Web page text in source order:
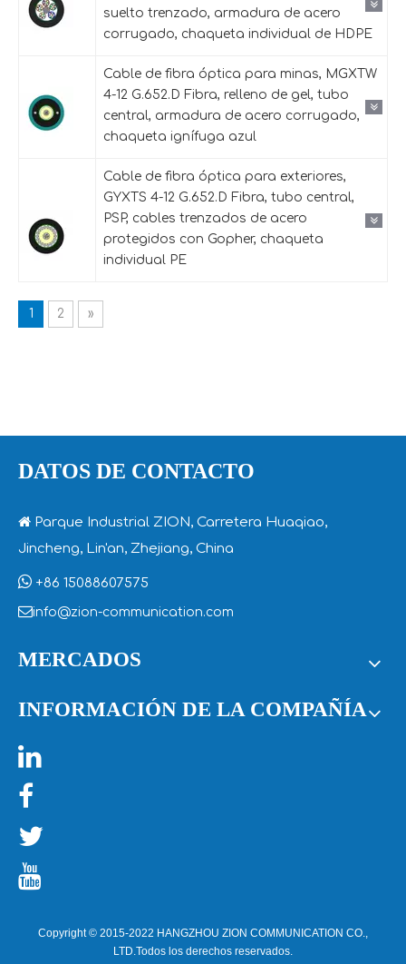
suelto trenzado, armadura de acero
corrugado, chaqueta individual de HDPE
Cable de fibra óptica para minas, MGXTW
4-12 G.652.D Fibra, relleno de gel, tubo
central, armadura de acero corrugado,
chaqueta ignífuga azul
Cable de fibra óptica para exteriores,
GYXTS 4-12 G.652.D Fibra, tubo central,
PSP, cables trenzados de acero
protegidos con Gopher, chaqueta
individual PE
1 2 »
DATOS DE CONTACTO
 Parque Industrial ZION, Carretera Huaqiao,
Jincheng, Lin'an, Zhejiang, China
 +86 15088607575
info@zion-communication.com
MERCADOS
INFORMACIÓN DE LA COMPAÑÍA




Copyright © 2015-2022 HANGZHOU ZION COMMUNICATION CO.,
LTD.Todos los derechos reservados.